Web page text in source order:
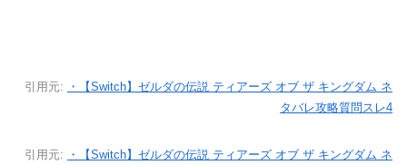
引用元:
・【Switch】ゼルダの伝説 ティアーズ オブ ザ キングダム ネ
タバレ攻略質問スレ4
引用元:
・【Switch】ゼルダの伝説 ティアーズ オブ ザ キングダム ネ